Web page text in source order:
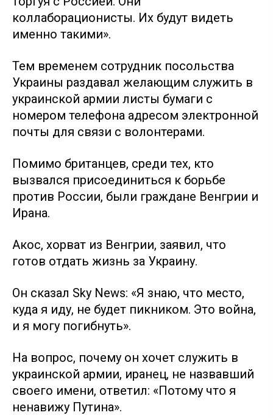
коллаборационисты. Их будут видеть
именно такими».
Тем временем сотрудник посольства
Украины раздавал желающим служить в
украинской армии листы бумаги с
номером телефона адресом электронной
почты для связи с волонтерами.
Помимо британцев, среди тех, кто
вызвался присоединиться к борьбе
против России, были граждане Венгрии и
Ирана.
Акос, хорват из Венгрии, заявил, что
готов отдать жизнь за Украину.
Он сказал Sky News: «Я знаю, что место,
куда я иду, не будет пикником. Это война,
и я могу погибнуть».
На вопрос, почему он хочет служить в
украинской армии, иранец, не назвавший
своего имени, ответил: «Потому что я
ненавижу Путина».